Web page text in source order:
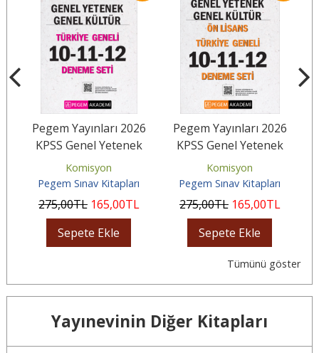
Pegem Yayınları 2026
KPSS Genel Yetenek
Genel Kültür Tamamı
Çözümlü...
Komisyon
Pegem Sınav Kitapları
275,00TL 165,00TL
Sepete Ekle
Pegem Yayınları 2026
KPSS Genel Yetenek
Genel Kültür Ön Lisans
Tamamı...
Komisyon
Pegem Sınav Kitapları
275,00TL 165,00TL
Sepete Ekle
Tümünü göster
Yayınevinin Diğer Kitapları